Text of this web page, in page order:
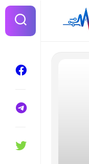
Skip
content